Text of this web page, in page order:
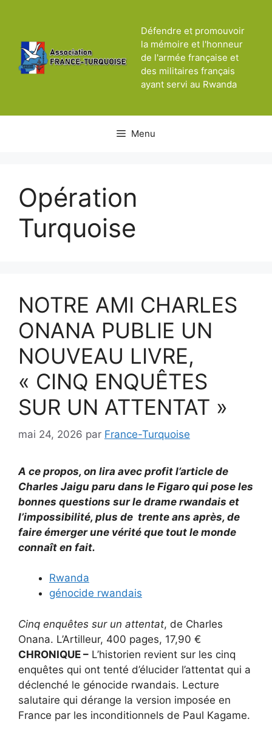
Défendre et promouvoir
la mémoire et l'honneur
de l'armée française et
des militaires français
ayant servi au Rwanda
Menu
Opération
Turquoise
NOTRE AMI CHARLES
ONANA PUBLIE UN
NOUVEAU LIVRE,
« CINQ ENQUÊTES
SUR UN ATTENTAT »
mai 24, 2026 par France-Turquoise
A ce propos, on lira avec profit l’article de
Charles Jaigu paru dans le Figaro qui pose les
bonnes questions sur le drame rwandais et
l’impossibilité, plus de trente ans après, de
faire émerger une vérité que tout le monde
connaît en fait.
Rwanda
génocide rwandais
Cinq enquêtes sur un attentat, de Charles
Onana. L’Artilleur, 400 pages, 17,90 €
CHRONIQUE – L’historien revient sur les cinq
enquêtes qui ont tenté d’élucider l’attentat qui a
déclenché le génocide rwandais. Lecture
salutaire qui dérange la version imposée en
France par les inconditionnels de Paul Kagame.